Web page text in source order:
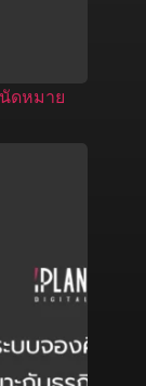
ดหมาย